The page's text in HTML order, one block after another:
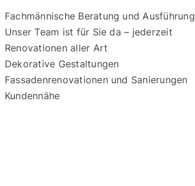
Fachmännische Beratung und Ausführung
Unser Team ist für Sie da – jederzeit
Renovationen aller Art
Dekorative Gestaltungen
Fassadenrenovationen und Sanierungen
Kundennähe